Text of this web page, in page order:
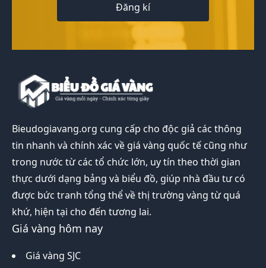
Đăng kí
Bieudogiavang.org cung cấp cho độc giả các thông
tin nhanh và chính xác về giá vàng quốc tế cũng như
trong nước từ các tổ chức lớn, uy tín theo thời gian
thực dưới dạng bảng và biểu đồ, giúp nhà đầu tư có
được bức tranh tổng thể về thị trường vàng từ quá
khứ, hiện tại cho đến tương lai.
Giá vàng hôm nay
Giá vàng SJC